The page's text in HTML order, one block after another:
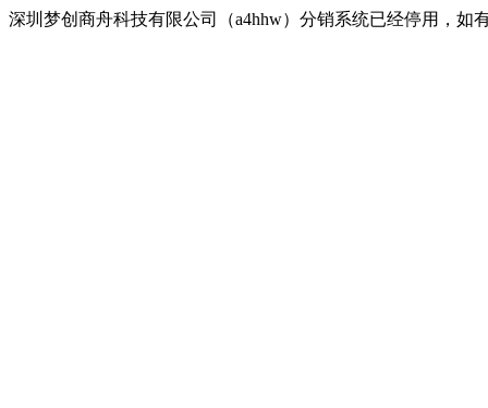
深圳梦创商舟科技有限公司（a4hhw）分销系统已经停用，如